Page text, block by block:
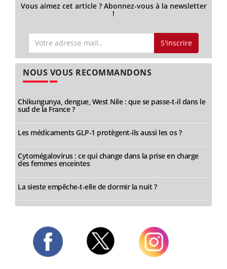
Vous aimez cet article ? Abonnez-vous à la newsletter
!
S'inscrire
NOUS VOUS RECOMMANDONS
Chikungunya, dengue, West Nile : que se passe-t-il dans le
sud de la France ?
Les médicaments GLP-1 protègent-ils aussi les os ?
Cytomégalovirus : ce qui change dans la prise en charge
des femmes enceintes
La sieste empêche-t-elle de dormir la nuit ?